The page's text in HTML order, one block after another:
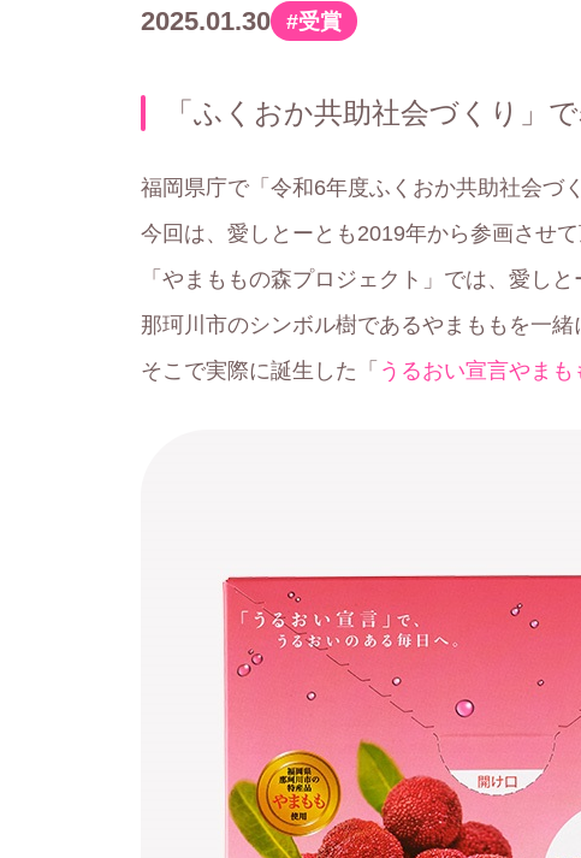
「ふくおか共助社会づくり」
2025.01.30カ
ゴ
受賞
福岡県庁で「令和6年度ふくおか共助社会づ
今回は、愛しとーとも2019年から参画させ
「やまももの森プロジェクト」では、愛し
那珂川市のシンボル樹であるやまももを一
そこで実際に誕生した「 うるおい宣言やまも